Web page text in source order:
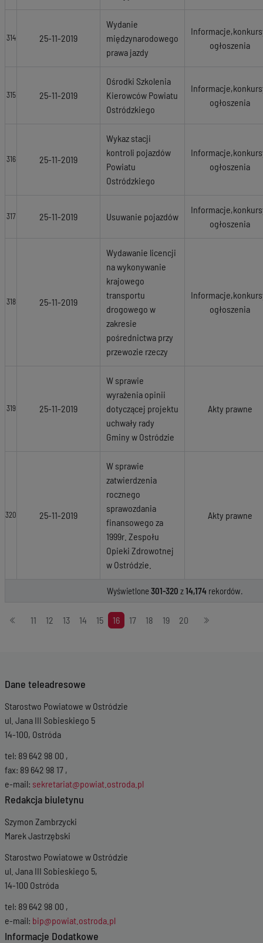
314 25-11-2019
Wydanie
międzynarodowego
prawa jazdy
ogłoszenia
315 25-11-2019
Ośrodki Szkolenia
Kierowców Powiatu
Ostródzkiego
ogłoszenia
316 25-11-2019
Wykaz stacji
kontroli pojazdów
Powiatu
Ostródzkiego
ogłoszenia
317 25-11-2019 Usuwanie pojazdów
ogłoszenia
318 25-11-2019
Wydawanie licencji
na wykonywanie
krajowego
transportu
drogowego w
zakresie
pośrednictwa przy
przewozie rzeczy
ogłoszenia
319 25-11-2019
W sprawie
wyrażenia opinii
dotyczącej projektu
uchwały rady
Gminy w Ostródzie
Akty prawne
320 25-11-2019
W sprawie
zatwierdzenia
rocznego
sprawozdania
finansowego za
1999r. Zespołu
Opieki Zdrowotnej
w Ostródzie.
Akty prawne
Wyświetlone301-320 z14,174rekordów.
Stronicowanie
11 12 13 14 15 16 17 18 19 20
Dane teleadresowe
Starostwo Powiatowe w Ostródzie
ul. Jana III Sobieskiego 5
14-100, Ostróda
tel: 89 642 98 00 ,
fax: 89 642 98 17 ,
e-mail: sekretariat@powiat.ostroda.pl
Redakcja biuletynu
Szymon Zambrzycki
Marek Jastrzębski
Starostwo Powiatowe w Ostródzie
ul. Jana III Sobieskiego 5,
14-100 Ostróda
tel: 89 642 98 00 ,
e-mail: bip@powiat.ostroda.pl
Informacje Dodatkowe